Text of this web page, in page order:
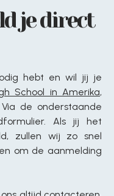
je direct
hebt en wil jij je
School in Amerika,
de onderstaande
Als jij het
zullen wij zo snel
om de aanmelding